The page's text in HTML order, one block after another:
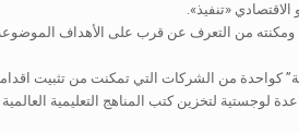
«تنفيذ».
من التعرف عن قرب على الأهداف
من الشركات التي تمكنت من تثبيت
لوجستية لتخزين كتب المناهج التعليمية